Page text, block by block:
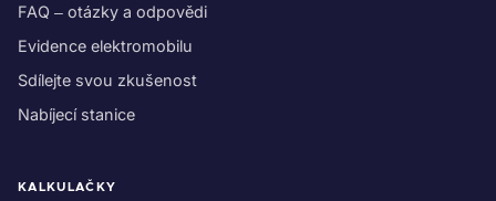
FAQ – otázky a odpovědi
Evidence elektromobilu
Sdílejte svou zkušenost
Nabíjecí stanice
KALKULAČKY